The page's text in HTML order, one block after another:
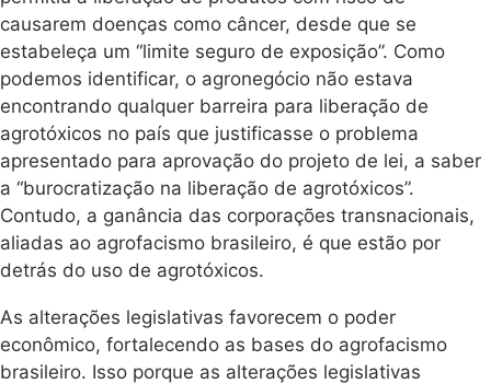
causarem doenças como câncer, desde que se
estabeleça um “limite seguro de exposição”. Como
podemos identificar, o agronegócio não estava
encontrando qualquer barreira para liberação de
agrotóxicos no país que justificasse o problema
apresentado para aprovação do projeto de lei, a saber
a “burocratização na liberação de agrotóxicos”.
Contudo, a ganância das corporações transnacionais,
aliadas ao agrofacismo brasileiro, é que estão por
detrás do uso de agrotóxicos.
As alterações legislativas favorecem o poder
econômico, fortalecendo as bases do agrofacismo
brasileiro. Isso porque as alterações legislativas